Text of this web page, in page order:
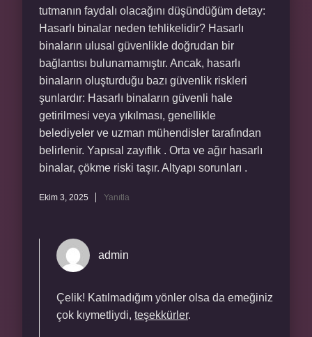
tutmanın faydalı olacağını düşündüğüm detay:
Hasarlı binalar neden tehlikelidir? Hasarlı
binaların ulusal güvenlikle doğrudan bir
bağlantısı bulunamamıştır. Ancak, hasarlı
binaların oluşturduğu bazı güvenlik riskleri
şunlardır: Hasarlı binaların güvenli hale
getirilmesi veya yıkılması, genellikle
belediyeler ve uzman mühendisler tarafından
belirlenir. Yapısal zayıflık . Orta ve ağır hasarlı
binalar, çökme riski taşır. Altyapı sorunları .
Ekim 3, 2025 Yanıtla
admin
Çelik! Katılmadığım yönler olsa da emeğiniz
çok kıymetliydi, teşekkürler.